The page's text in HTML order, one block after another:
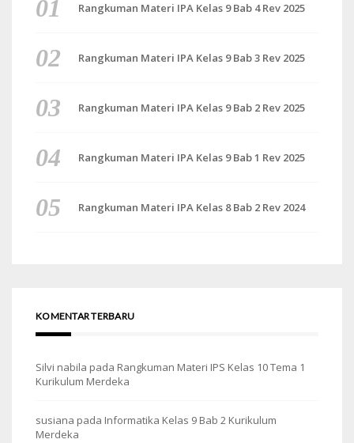
Rangkuman Materi IPA Kelas 9 Bab 4 Rev 2025
Rangkuman Materi IPA Kelas 9 Bab 3 Rev 2025
Rangkuman Materi IPA Kelas 9 Bab 2 Rev 2025
Rangkuman Materi IPA Kelas 9 Bab 1 Rev 2025
Rangkuman Materi IPA Kelas 8 Bab 2 Rev 2024
KOMENTAR TERBARU
Silvi nabila pada Rangkuman Materi IPS Kelas 10 Tema 1
Kurikulum Merdeka
susiana pada Informatika Kelas 9 Bab 2 Kurikulum
Merdeka